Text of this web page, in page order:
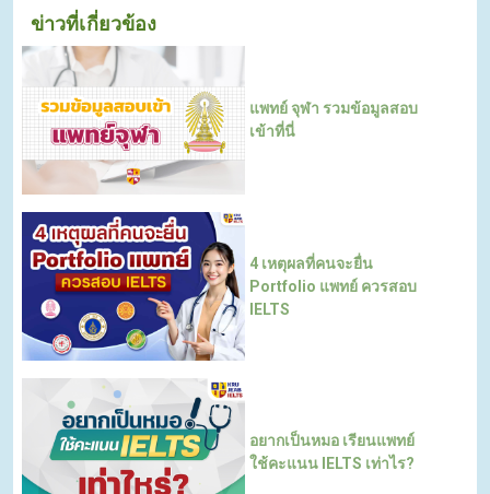
ข่าวที่เกี่ยวข้อง
แพทย์ จุฬา รวมข้อมูลสอบ
เข้าที่นี่
4 เหตุผลที่คนจะยื่น
Portfolio แพทย์ ควรสอบ
IELTS
อยากเป็นหมอ เรียนแพทย์
ใช้คะแนน IELTS เท่าไร?